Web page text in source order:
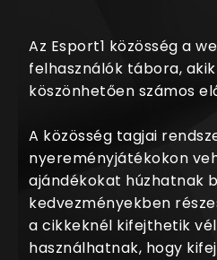
Az Esport1 közösség a
felhasználók tábora,
köszönhetően számos
A közösség tagjai
nyereményjátékokon
ajándékokat húzhatnak
kedvezményekben
a cikkeknél kifejthetik
használhatnak, hogy